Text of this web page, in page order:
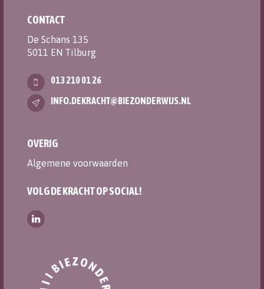
CONTACT
De Schans 135
5011 EN Tilburg
013 210 01 26
INFO.DEKRACHT@BIEZONDERWIJS.NL
OVERIG
Algemene voorwaarden
VOLG DE KRACHT OP SOCIAL!